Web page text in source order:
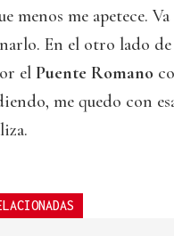
menos me apetece. Va
En el otro lado de
el Puente Romano
me quedo con